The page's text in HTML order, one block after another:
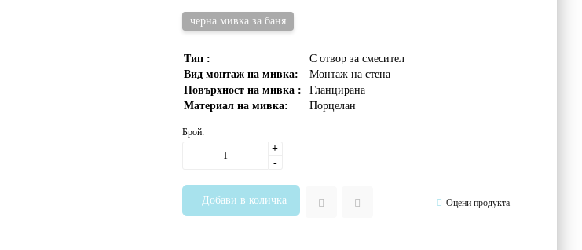
черна мивка за баня
Тип :
С отвор за смесител
Вид монтаж на мивка:
Монтаж на стена
Повърхност на мивка :
Гланцирана
Материал на мивка:
Порцелан
Брой:
+
-
Оцени продукта